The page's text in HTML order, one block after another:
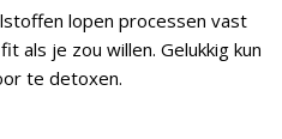
lopen processen vast
als je zou willen. Gelukkig kun
te detoxen.